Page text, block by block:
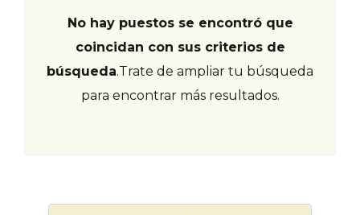
No hay puestos se encontró que
coincidan con sus criterios de
búsqueda.Trate de ampliar tu búsqueda
para encontrar más resultados.